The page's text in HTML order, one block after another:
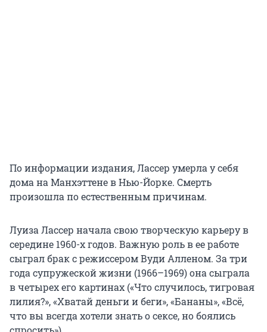
По информации издания, Лассер умерла у себя
дома на Манхэттене в Нью-Йорке. Смерть
произошла по естественным причинам.
Луиза Лассер начала свою творческую карьеру в
середине 1960-х годов. Важную роль в ее работе
сыграл брак с режиссером Вуди Алленом. За три
года супружеской жизни (1966–1969) она сыграла
в четырех его картинах («Что случилось, тигровая
лилия?», «Хватай деньги и беги», «Бананы», «Всё,
что вы всегда хотели знать о сексе, но боялись